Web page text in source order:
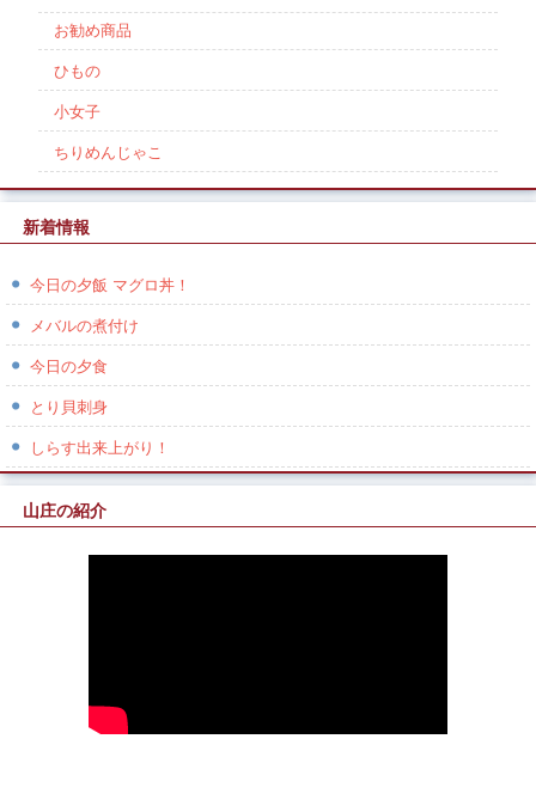
お勧め商品
ひもの
小女子
ちりめんじゃこ
新着情報
今日の夕飯 マグロ丼！
メバルの煮付け
今日の夕食
とり貝刺身
しらす出来上がり！
山庄の紹介